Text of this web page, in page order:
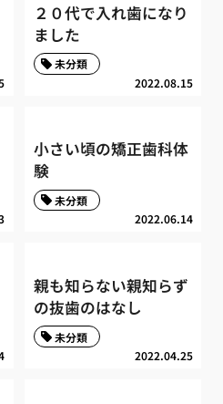
２０代で入れ歯になり
ました
2022.08.15
未分類
小さい頃の矯正歯科体
験
2022.06.14
未分類
親も知らない親知らず
の抜歯のはなし
2022.04.25
未分類